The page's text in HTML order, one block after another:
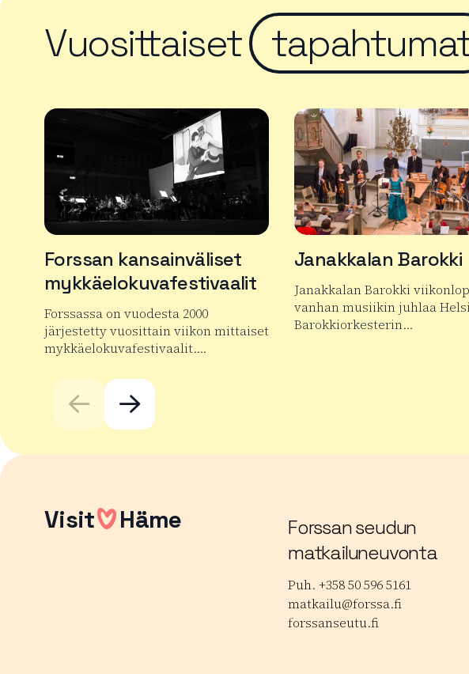
Vuosittaiset
Forssan kansainväliset
mykkäelokuvafestivaalit
Forssassa on vuodesta 2000
järjestetty vuosittain viikon mittaiset
mykkäelokuvafestivaalit….
Janakkalan Barokki
Janakkalan Barokki
vanhan musiikin juhlaa
Barokkiorkesterin…
Visit Häme
Forssan seudun
matkailuneuvonta
Puh. +358 50 596 5161
matkailu@forssa.fi
forssanseutu.fi